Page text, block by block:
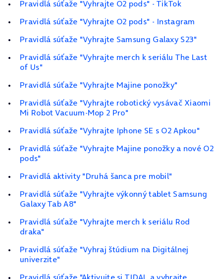
Pravidlá súťaže "Vyhrajte O2 pods" - TikTok
Pravidlá súťaže "Vyhrajte O2 pods" - Instagram
Pravidlá súťaže "Vyhrajte Samsung Galaxy S23"
Pravidlá súťaže "Vyhrajte merch k seriálu The Last
of Us"
Pravidlá súťaže "Vyhrajte Majine ponožky"
Pravidlá súťaže "Vyhrajte robotický vysávač Xiaomi
Mi Robot Vacuum‑Mop 2 Pro"
Pravidlá súťaže "Vyhrajte Iphone SE s O2 Apkou"
Pravidlá súťaže "Vyhrajte Majine ponožky a nové O2
pods"
Pravidlá aktivity "Druhá šanca pre mobil"
Pravidlá súťaže "Vyhrajte výkonný tablet Samsung
Galaxy Tab A8"
Pravidlá súťaže "Vyhrajte merch k seriálu Rod
draka"
Pravidlá súťaže "Vyhraj štúdium na Digitálnej
univerzite"